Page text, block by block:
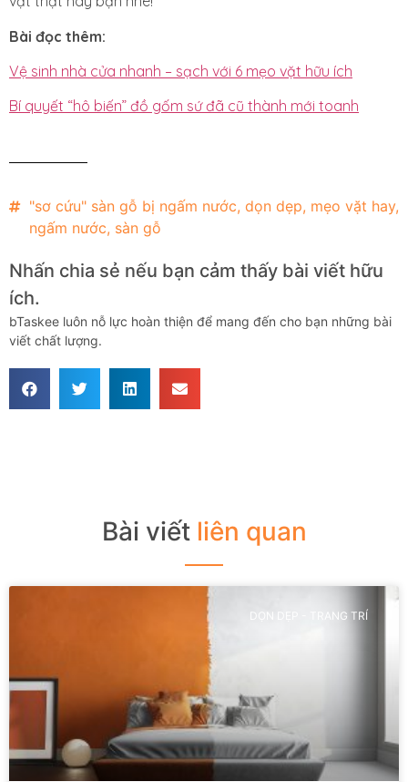
Bài đọc thêm:
Vệ sinh nhà cửa nhanh – sạch với 6 mẹo vặt hữu ích
Bí quyết “hô biến” đồ gốm sứ đã cũ thành mới toanh
"sơ cứu" sàn gỗ bị ngấm nước, dọn dẹp, mẹo vặt hay,
ngấm nước, sàn gỗ
Nhấn chia sẻ nếu bạn cảm thấy bài viết hữu
ích.
bTaskee luôn nỗ lực hoàn thiện để mang đến cho bạn những bài
viết chất lượng.
Bài viết liên quan
DỌN DẸP - TRANG TRÍ